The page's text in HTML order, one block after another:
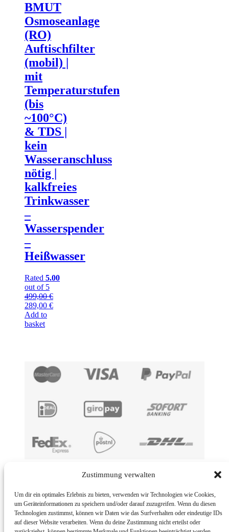
Zustimmung verwalten
Um dir ein optimales Erlebnis zu bieten, verwenden wir Technologien wie Cookies,
um Geräteinformationen zu speichern und/oder darauf zuzugreifen. Wenn du diesen
Technologien zustimmst, können wir Daten wie das Surfverhalten oder eindeutige IDs
auf dieser Website verarbeiten. Wenn du deine Zustimmung nicht erteilst oder
BMUT
Osmoseanlage
(RO)
Auftischfilter
(mobil) |
mit
Temperaturstufen
(bis
~100°C)
& TDS |
kein
Wasseranschluss
nötig |
kalkfreies
Trinkwasser
–
Wasserspender
–
Heißwasser
Rated 5.00
out of 5
499,00€
Original
price
was:
289,00 €Current
Add to
basket
Berlin | Germany
E-Mail: info@bmut.de